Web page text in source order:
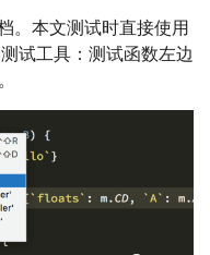
。本文测试时直接使用
试工具：测试函数左边
。